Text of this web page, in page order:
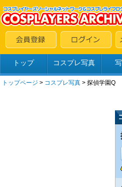
トップ コスプレ写真
トップページ > コスプレ写真 > 探偵学園Q